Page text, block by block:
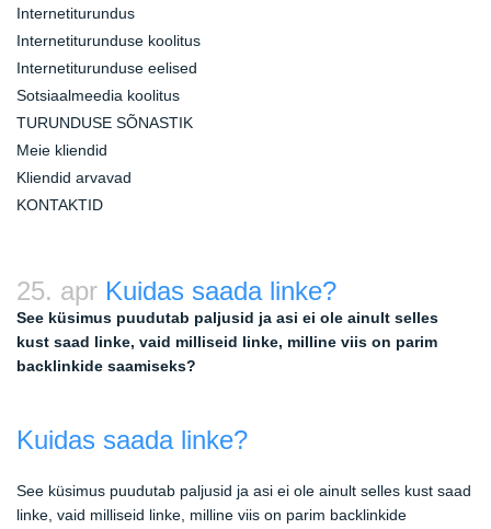
Internetiturundus
Internetiturunduse koolitus
Internetiturunduse eelised
Sotsiaalmeedia koolitus
TURUNDUSE SÕNASTIK
Meie kliendid
Kliendid arvavad
KONTAKTID
25. apr Kuidas saada linke?
See küsimus puudutab paljusid ja asi ei ole ainult selles
kust saad linke, vaid milliseid linke, milline viis on parim
backlinkide saamiseks?
Kuidas saada linke?
See küsimus puudutab paljusid ja asi ei ole ainult selles kust saad
linke, vaid milliseid linke, milline viis on parim backlinkide